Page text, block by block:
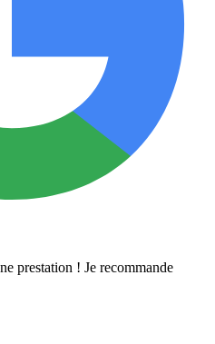
prestation ! Je recommande